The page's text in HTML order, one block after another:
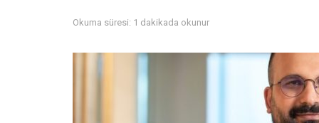
Okuma süresi: 1 dakikada okunur